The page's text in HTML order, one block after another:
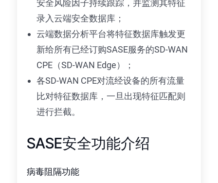
安全风险因子持续跟踪，并监测其特征
录入云端安全数据库；
云端数据分析平台将特征数据库触发更
新给所有已经订购SASE服务的SD-WAN
CPE（SD-WAN Edge）；
各SD-WAN CPE对流经设备的所有流量
比对特征数据库，一旦出现特征匹配则
进行拦截。
SASE安全功能介绍
病毒阻隔功能